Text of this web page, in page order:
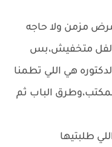
مرض مزمن ولا حاجه
الفل متخفيش،بس
هي اللي تطمنا
الباب ثم
طلبتيها